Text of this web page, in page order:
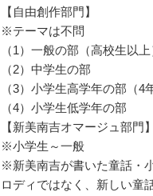
【自由創作部門】
※テーマは不問
（1）一般の部（高校生以上
（2）中学生の部
（3）小学生高学年の部（4
（4）小学生低学年の部
【新美南吉オマージュ部門】
※小学生～一般
※新美南吉が書いた童話・
ロディではなく、新しい童